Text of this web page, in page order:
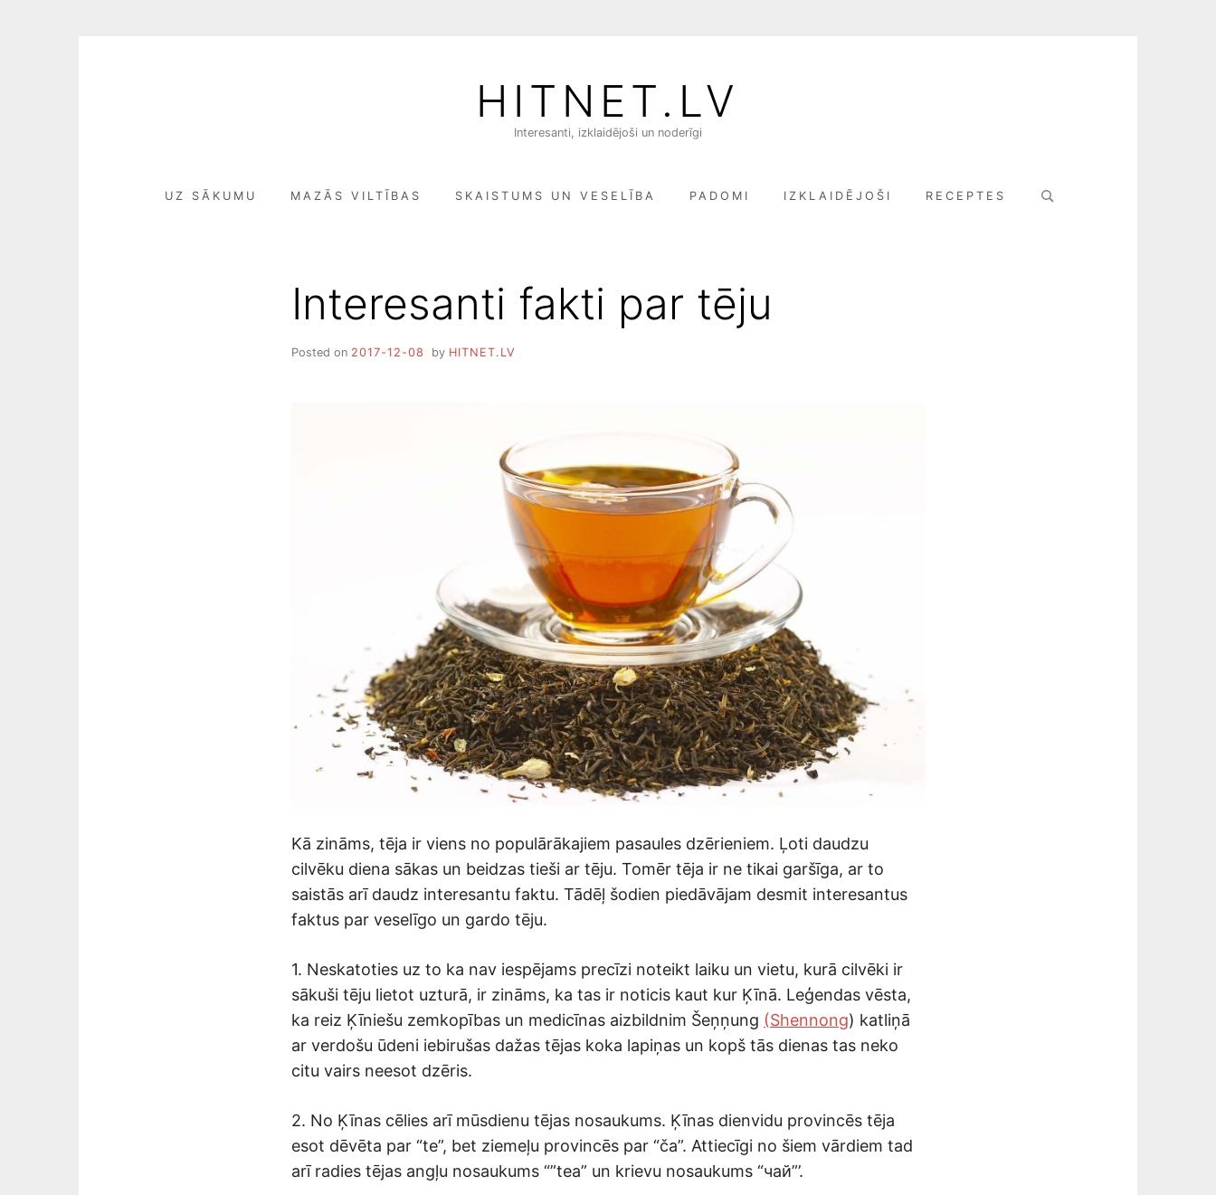
HITNET.LV
Interesanti, izklaidējoši un noderīgi
UZ SĀKUMU MAZĀS VILTĪBAS SKAISTUMS UN VESELĪBA PADOMI IZKLAIDĒJOŠI RECEPTES
Search
Interesanti fakti par tēju
Posted on 2017-12-08 by HITNET.LV
Kā zināms, tēja ir viens no populārākajiem pasaules dzērieniem. Ļoti daudzu
cilvēku diena sākas un beidzas tieši ar tēju. Tomēr tēja ir ne tikai garšīga, ar to
saistās arī daudz interesantu faktu. Tādēļ šodien piedāvājam desmit interesantus
faktus par veselīgo un gardo tēju.
1. Neskatoties uz to ka nav iespējams precīzi noteikt laiku un vietu, kurā cilvēki ir
sākuši tēju lietot uzturā, ir zināms, ka tas ir noticis kaut kur Ķīnā. Leģendas vēsta,
ka reiz Ķīniešu zemkopības un medicīnas aizbildnim Šeņņung (Shennong) katliņā
ar verdošu ūdeni iebirušas dažas tējas koka lapiņas un kopš tās dienas tas neko
citu vairs neesot dzēris.
2. No Ķīnas cēlies arī mūsdienu tējas nosaukums. Ķīnas dienvidu provincēs tēja
esot dēvēta par “te”, bet ziemeļu provincēs par “ča”. Attiecīgi no šiem vārdiem tad
arī radies tējas angļu nosaukums “”tea” un krievu nosaukums “чай”’.